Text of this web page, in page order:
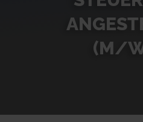
(M/